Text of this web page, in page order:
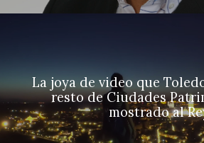
La joya de video que
resto de Ciudades
mostrado al